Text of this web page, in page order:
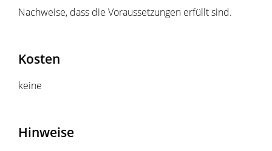
Nachweise, dass die Voraussetzungen erfüllt sind.
Kosten
keine
Hinweise